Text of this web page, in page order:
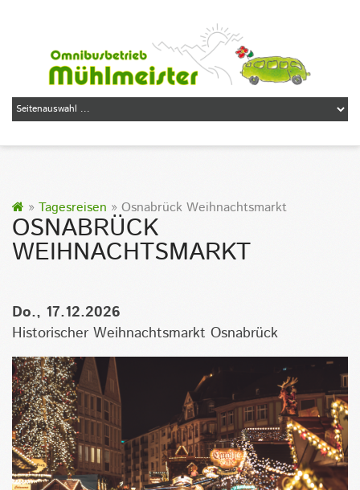
» Tagesreisen » Osnabrück Weihnachtsmarkt
OSNABRÜCK
WEIHNACHTSMARKT
Do., 17.12.2026
Historischer Weihnachtsmarkt Osnabrück